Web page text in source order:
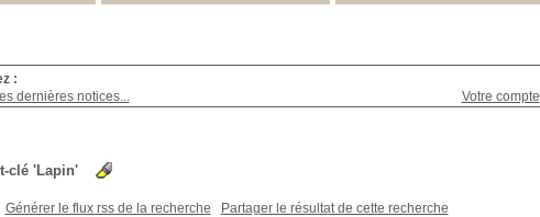
:
dernières notices...
Votre compte
clé 'Lapin'
Générer le flux rss de la recherche Partager le résultat de cette recherche